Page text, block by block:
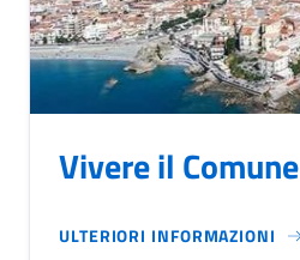
Vivere il Comune
ULTERIORI INFORMAZIONI